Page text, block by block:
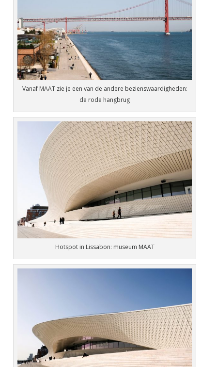
Vanaf MAAT zie je een van de andere bezienswaardigheden:
de rode hangbrug
Hotspot in Lissabon: museum MAAT